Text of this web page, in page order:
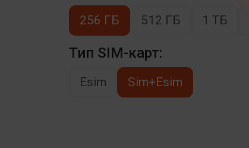
256 ГБ 512 ГБ 1 ТБ
Тип SIM-карт:
Esim Sim+Esim